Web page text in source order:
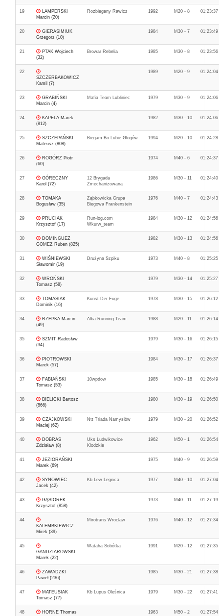
19
LAMPERSKI
Marcin (20)
Rozbiegany Rawicz 1992 M20 - 8 01:23:37
20
GIERASIMIUK
Grzegorz (10)
1984 M30 - 7 01:23:49
21
PTAK Wojciech
(32)
Browar Rebelia 1985 M30 - 8 01:23:56
22
SZCZERBAKOWICZ
Kamil (7)
1989 M20 - 9 01:24:04
23
GRABIŃSKI
Marcin (4)
Mafia Team Lubliniec 1979 M30 - 9 01:24:06
24
KAPELA Marek
(812)
1982 M30 - 10 01:24:06
25
SZCZEPAŃSKI
Mateusz (808)
Biegam Bo Lubię Głogów 1994 M20 - 10 01:24:28
26
ROGÓRZ Piotr
(60)
1974 M40 - 6 01:24:37
27
GÓRECZNY
Karol (72)
12 Brygada
Zmechanizowana
1986 M30 - 11 01:24:40
28
TOMAKA
Bogusław (35)
Ząbkowicka Grupa
Biegowa Frankenstein
1976 M40 - 7 01:24:43
29
PRUCIAK
Krzysztof (17)
Run-log.com
Wkurw_team
1984 M30 - 12 01:24:56
30
DOMINGUEZ
GOMEZ Ruben (825)
1982 M30 - 13 01:24:56
31
WIŚNIEWSKI
Sławomir (19)
Drużyna Szpiku 1973 M40 - 8 01:25:25
32
WROŃSKI
Tomasz (58)
1979 M30 - 14 01:25:27
33
TOMASIAK
Dominik (16)
Kunst Der Fuge 1978 M30 - 15 01:26:12
34
RZEPKA Marcin
(49)
Alba Running Team 1988 M20 - 11 01:26:14
35
SZMIT Radosław
(34)
1979 M30 - 16 01:26:15
36
PIOTROWSKI
Marek (57)
1984 M30 - 17 01:26:37
37
FABIAŃSKI
Tomasz (53)
10wpdow 1985 M30 - 18 01:26:49
38
BIELICKI Bartosz
(866)
1980 M30 - 19 01:26:50
39
CZAJKOWSKI
Maciej (62)
Ntt Triada Namysłów 1979 M30 - 20 01:26:52
40
DOBRAS
Zdzisław (8)
Uks Ludwikowice
Klodzkie
1962 M50 - 1 01:26:54
41
JEZIORAŃSKI
Marek (69)
1975 M40 - 9 01:26:59
42
SYNOWIEC
Jacek (42)
Kb Lew Legnica 1977 M40 - 10 01:27:04
43
GĄSIOREK
Krzysztof (858)
1973 M40 - 11 01:27:19
44
KALEMBKIEWICZ
Mirek (39)
Mirotrans Wrocław 1976 M40 - 12 01:27:34
45
GANDZIAROWSKI
Marek (22)
Wataha Sobótka 1991 M20 - 12 01:27:35
46
ZAWADZKI
Paweł (236)
1985 M30 - 21 01:27:38
47
MATEUSIAK
Tomasz (77)
Kb Lupus Oleśnica 1979 M30 - 22 01:27:41
48
HORNE Thomas
1963 M50 - 2 01:27:54